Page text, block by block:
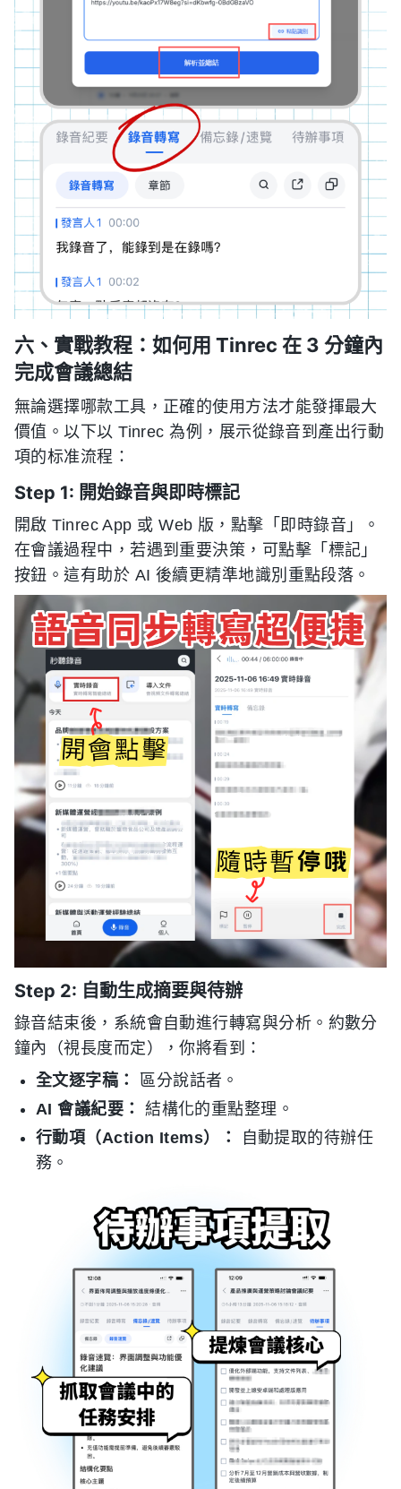
六、實戰教程：如何用 Tinrec 在 3 分鐘內
完成會議總結
無論選擇哪款工具，正確的使用方法才能發揮最大
價值。以下以 Tinrec 為例，展示從錄音到產出行動
項的标准流程：
Step 1: 開始錄音與即時標記
開啟 Tinrec App 或 Web 版，點擊「即時錄音」。
在會議過程中，若遇到重要決策，可點擊「標記」
按鈕。這有助於 AI 後續更精準地識別重點段落。
Step 2: 自動生成摘要與待辦
錄音結束後，系統會自動進行轉寫與分析。約數分
鐘內（視長度而定），你將看到：
全文逐字稿：
區分說話者。
AI 會議紀要：
結構化的重點整理。
行動項（Action Items）：
自動提取的待辦任
務。